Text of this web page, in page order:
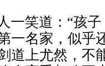
一笑道：“孩
一名家，似乎
道上尤然，不